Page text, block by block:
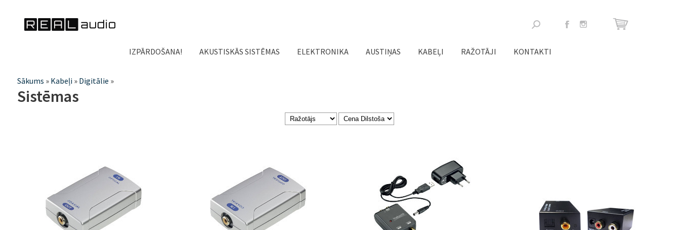
Meklēšanas
forma
IZPĀRDOŠANA! AKUSTISKĀS SISTĒMAS ELEKTRONIKA AUSTIŅAS KABEĻI RAŽOTĀJI KONTAKTI
Jūs
atrodaties
Sākums » Kabeļi » Digitālie »
Sistēmas